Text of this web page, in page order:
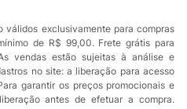
válidos exclusivamente para compras
de R$ 99,00. Frete grátis para
vendas estão sujeitas à análise e
no site: a liberação para acesso
garantir os preços promocionais e
antes de efetuar a compra.